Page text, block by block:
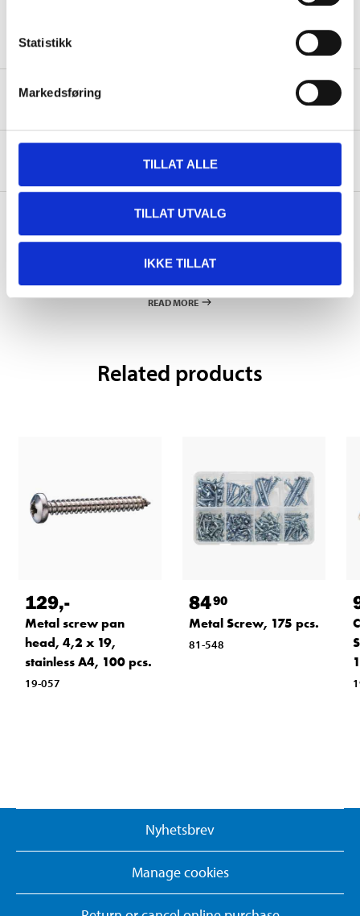
Statistikk
Markedsføring
TILLAT ALLE
TILLAT UTVALG
IKKE TILLAT
Safety instructions and other information
About the manufacturer
Pay & Collect
READ MORE
Related products
129,-
Metal screw pan
head, 4,2 x 19,
stainless A4, 100 pcs.
19-057
8490
Metal Screw, 175 pcs.
81-548
Nyhetsbrev
Manage cookies